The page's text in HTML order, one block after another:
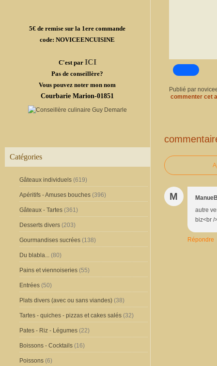
5€ de remise sur la 1ere commande
code: NOVICEENCUISINE
C'est par ICI
Pas de conseillère?
Vous pouvez noter mon nom
Courbarie Marion-01851
Catégories
Gâteaux individuels (619)
Apéritifs - Amuses bouches (396)
Gâteaux - Tartes (361)
Desserts divers (203)
Gourmandises sucrées (138)
Du blabla... (80)
Pains et viennoiseries (55)
Entrées (50)
Plats divers (avec ou sans viandes) (38)
Tartes - quiches - pizzas et cakes salés (32)
Pates - Riz - Légumes (22)
Boissons - Cocktails (16)
Poissons (6)
Publié par
commenter cet
M
autre
biz<br /
Répondre